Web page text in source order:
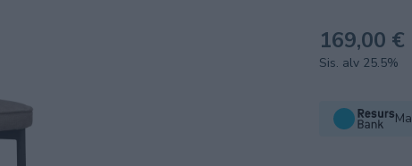
169,00 €
Sis. alv 25.5%